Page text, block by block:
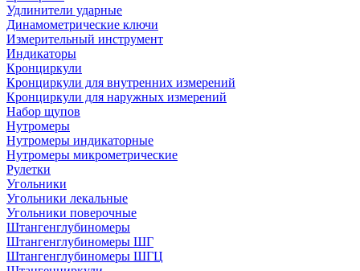
Удлинители ударные
Динамометрические ключи
Измерительный инструмент
Индикаторы
Кронциркули
Кронциркули для внутренних измерений
Кронциркули для наружных измерений
Набор щупов
Нутромеры
Нутромеры индикаторные
Нутромеры микрометрические
Рулетки
Угольники
Угольники лекальные
Угольники поверочные
Штангенглубиномеры
Штангенглубиномеры ШГ
Штангенглубиномеры ШГЦ